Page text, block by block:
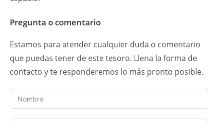
Pregunta o comentario
Estamos para atender cualquier duda o comentario
que puedas tener de este tesoro. Llena la forma de
contacto y te responderemos lo más pronto posible.